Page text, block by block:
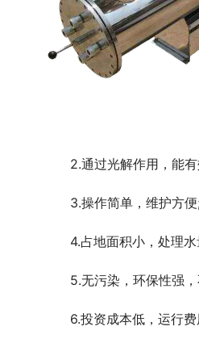
　　2.通过光解作用，能
　　3.操作简单，维护方便
　　4.占地面积小，处理水
　　5.无污染，环保性强
　　6.投资成本低，运行